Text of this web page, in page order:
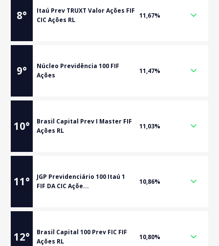
8°
Itaú Prev TRUXT Valor Ações FIF
CIC Ações RL
11,67%
9°
Núcleo Previdência 100 FIF
Ações
11,47%
10°
Brasil Capital Prev I Master FIF
Ações RL
11,03%
11°
JGP Previdenciário 100 Itaú 1
FIF DA CIC Açõe...
10,86%
12°
Brasil Capital 100 Prev FIC FIF
Ações RL
10,80%